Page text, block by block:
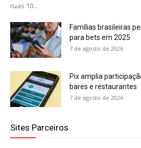
ruas 10...
Famílias brasileiras
para bets em 2025
7 de agosto de 2026
Pix amplia
bares e restaurantes
7 de agosto de 2026
Sites Parceiros